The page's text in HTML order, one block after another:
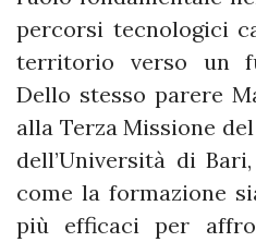
percorsi tecnologici
territorio verso un
Dello stesso parere
alla Terza Missione
dell’Università di
come la formazione
più efficaci per